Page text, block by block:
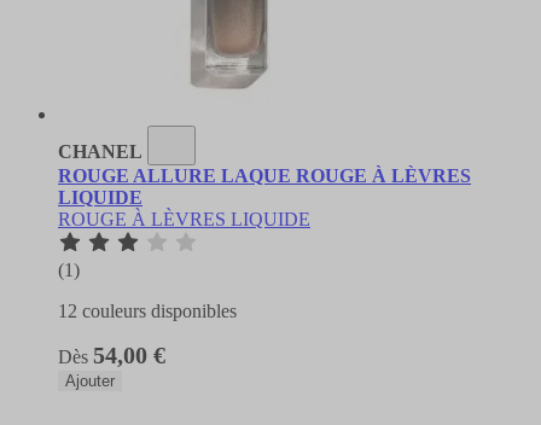
CHANEL
ROUGE ALLURE LAQUE ROUGE À LÈVRES
LIQUIDE
ROUGE À LÈVRES LIQUIDE
(1)
12 couleurs disponibles
Dès 54,00 €
Ajouter